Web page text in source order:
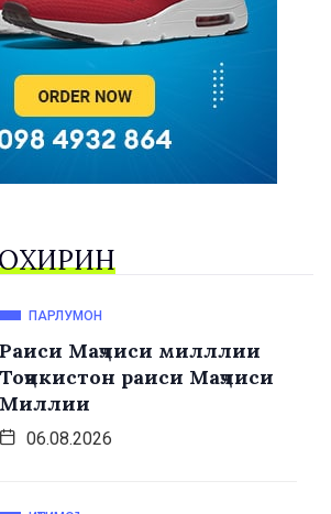
ПАРЛУМОН
Раиси Маҷлиси милллии
Тоҷикистон раиси Маҷлиси
Миллии
06.08.2026